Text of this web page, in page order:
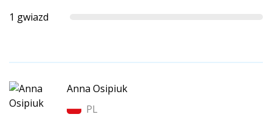
1 gwiazd
Anna Osipiuk
PL